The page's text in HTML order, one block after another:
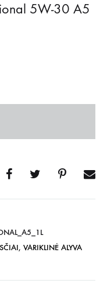
5W-30 A5
, VARIKLINĖ ALYVA